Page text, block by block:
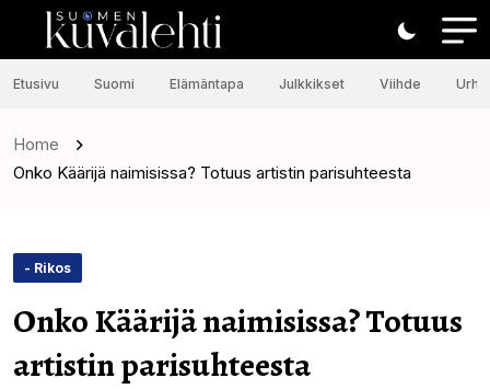
Etusivu Suomi Elämäntapa Julkkikset Viihde
Home
Onko Käärijä naimisissa? Totuus artistin parisuhteesta
- Rikos
Onko Käärijä naimisissa? Totuus
artistin parisuhteesta